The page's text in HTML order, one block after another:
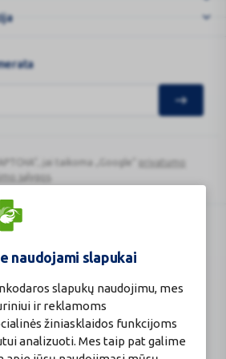
naudojami slapukai
slapukų naudojimu, mes
ir reklamoms
žiniasklaidos funkcijoms
analizuoti. Mes taip pat galime
jai taikoma „Google“ privatumo
sąlygos.
numeris: 190004257